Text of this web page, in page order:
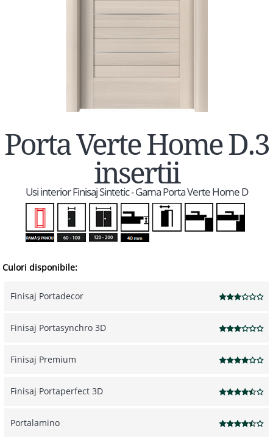
Porta Verte Home D.3
insertii
Usi interior Finisaj Sintetic - Gama Porta Verte Home D
Culori disponibile:
Finisaj Portadecor
Finisaj Portasynchro 3D
Finisaj Premium
Finisaj Portaperfect 3D
Portalamino